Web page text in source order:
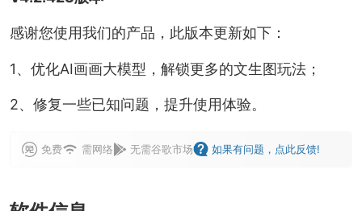
感谢您使用我们的产品，此版本更新如下：
1、优化AI画画大模型，解锁更多的文生图玩法；
2、修复一些已知问题，提升使用体验。
免费 需网络 无需谷歌市场 如果有问题，点此反馈!